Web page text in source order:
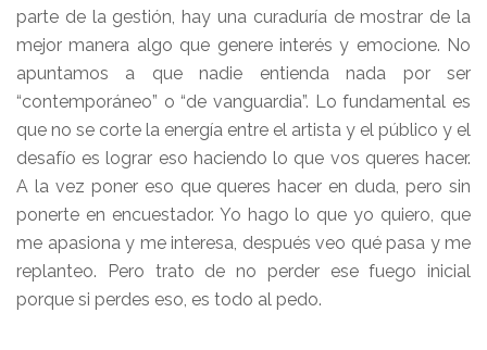
parte de la gestión, hay una curaduría de mostrar de la
mejor manera algo que genere interés y emocione. No
apuntamos a que nadie entienda nada por ser
“contemporáneo” o “de vanguardia”. Lo fundamental es
que no se corte la energía entre el artista y el público y el
desafío es lograr eso haciendo lo que vos queres hacer.
A la vez poner eso que queres hacer en duda, pero sin
ponerte en encuestador. Yo hago lo que yo quiero, que
me apasiona y me interesa, después veo qué pasa y me
replanteo. Pero trato de no perder ese fuego inicial
porque si perdes eso, es todo al pedo.